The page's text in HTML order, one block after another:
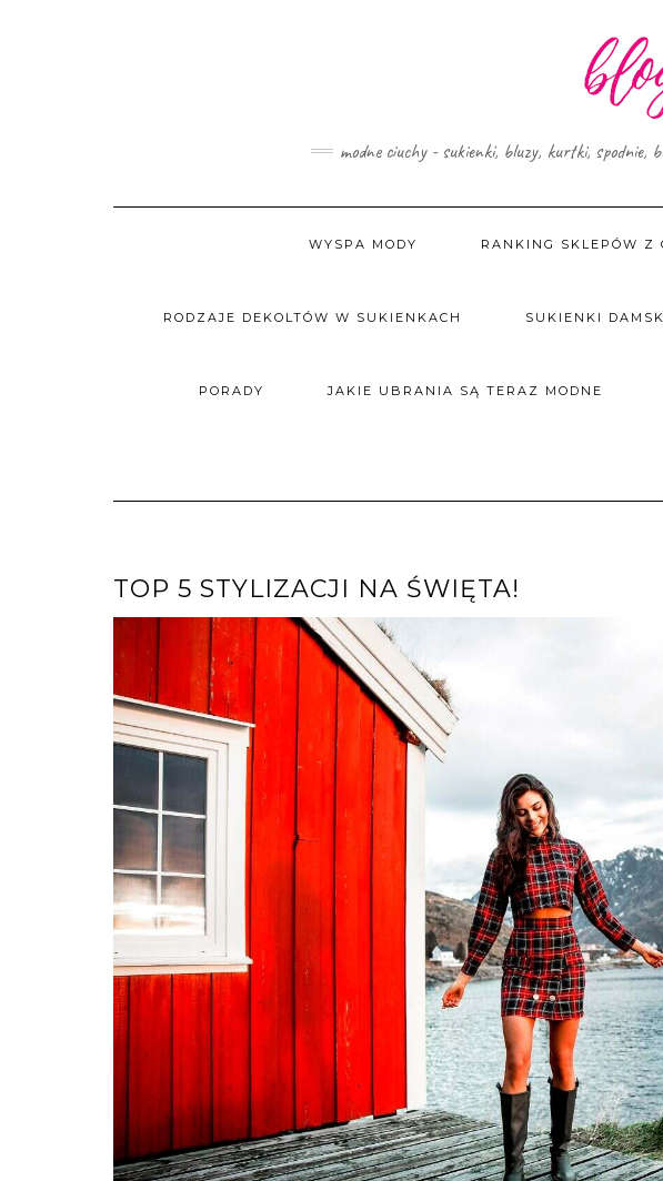
modne ciuchy - sukienki, bluzy, kurtki, spodnie,
WYSPA MODY RANKING SKLEPÓW Z
RODZAJE DEKOLTÓW W SUKIENKACH SUKIENKI
PORADY JAKIE UBRANIA SĄ TERAZ MODNE
TOP 5 STYLIZACJI NA ŚWIĘTA!